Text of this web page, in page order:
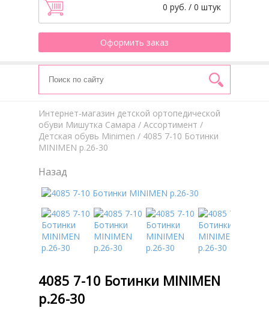
0 руб. / 0 штук
Оформить заказ
Интернет-магазин детской ортопедической
обуви Мишутка Самара / Aссортимент /
Детская обувь Minimen / 4085 7-10 Ботинки
MINIMEN р.26-30
Назад
4085 7-10 Ботинки MINIMEN
р.26-30